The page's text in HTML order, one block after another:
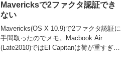
Mavericksで2ファクタ認証でき
ない
Mavericks(OS X 10.9)で2ファクタ認証に
手間取ったのでメモ。Macbook Air
(Late2010)ではEl Capitanは荷が重すぎる